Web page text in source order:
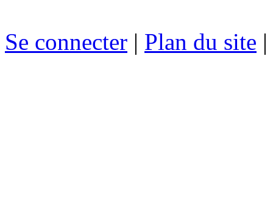
Se connecter | Plan du site |